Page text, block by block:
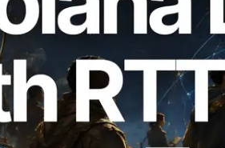
Solana Leader Slot API
aus 7 globalen
Information API